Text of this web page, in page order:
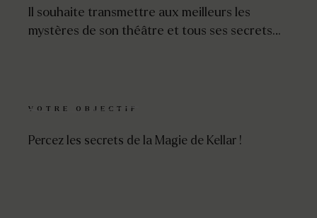
Il souhaite transmettre aux meilleurs les
mystères de son théâtre et tous ses secrets…
VOTRE OBJECTIF
Percez les secrets de la Magie de Kellar !